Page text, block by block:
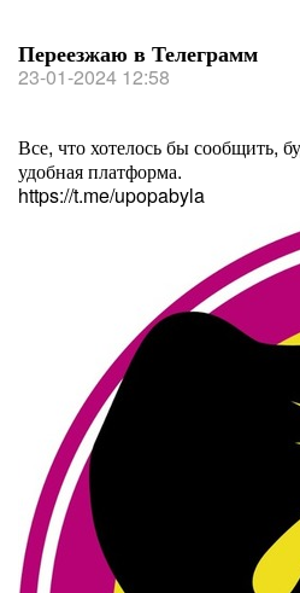
Переезжаю в Телеграмм
23-01-2024 12:58
Все, что хотелось бы сообщить,
удобная платформа.
https://t.me/upopabyla